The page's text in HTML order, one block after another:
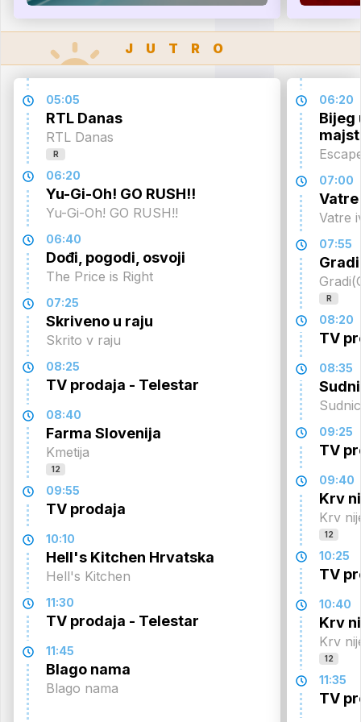
JUTRO
05:05
RTL Danas
RTL Danas
R
06:20
Yu-Gi-Oh! GO RUSH!!
Yu-Gi-Oh! GO RUSH!!
06:40
Dođi, pogodi, osvoji
The Price is Right
07:25
Skriveno u raju
Skrito v raju
08:25
TV prodaja - Telestar
08:40
Farma Slovenija
Kmetija
12
09:55
TV prodaja
10:10
Hell's Kitchen Hrvatska
Hell's Kitchen
11:30
TV prodaja - Telestar
11:45
Blago nama
Blago nama
06:20
Bijeg
07:00
Vatre
07:55
R
08:20
TV
08:35
09:25
TV
09:40
Krv
Krv
12
10:25
TV
10:40
Krv
Krv
12
11:35
TV